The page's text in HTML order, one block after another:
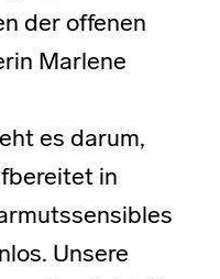
der offenen
Marlene
es darum,
in
Unsere